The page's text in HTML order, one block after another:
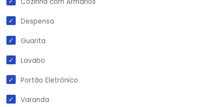
Despensa
Guarita
Lavabo
Portão Eletrônico
Varanda